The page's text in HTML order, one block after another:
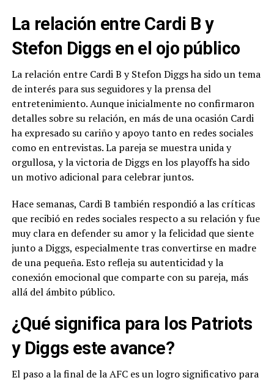
La relación entre Cardi B y
Stefon Diggs en el ojo público
La relación entre Cardi B y Stefon Diggs ha sido un tema
de interés para sus seguidores y la prensa del
entretenimiento. Aunque inicialmente no confirmaron
detalles sobre su relación, en más de una ocasión Cardi
ha expresado su cariño y apoyo tanto en redes sociales
como en entrevistas. La pareja se muestra unida y
orgullosa, y la victoria de Diggs en los playoffs ha sido
un motivo adicional para celebrar juntos.
Hace semanas, Cardi B también respondió a las críticas
que recibió en redes sociales respecto a su relación y fue
muy clara en defender su amor y la felicidad que siente
junto a Diggs, especialmente tras convertirse en madre
de una pequeña. Esto refleja su autenticidad y la
conexión emocional que comparte con su pareja, más
allá del ámbito público.
¿Qué significa para los Patriots
y Diggs este avance?
El paso a la final de la AFC es un logro significativo para